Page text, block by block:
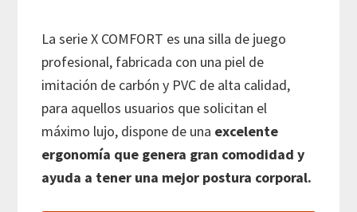
La serie X COMFORT es una silla de juego
profesional, fabricada con una piel de
imitación de carbón y PVC de alta calidad,
para aquellos usuarios que solicitan el
máximo lujo, dispone de una excelente
ergonomía que genera gran comodidad y
ayuda a tener una mejor postura corporal.